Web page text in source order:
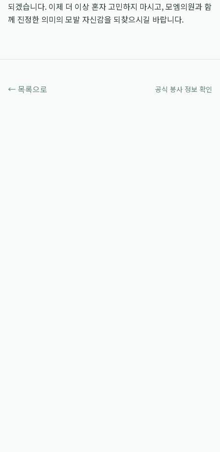
되겠습니다. 이제 더 이상 혼자 고민하지 마시고, 모엠의원과 함
께 진정한 의미의 모발 자신감을 되찾으시길 바랍니다.
← 목록으로 공식 봉사 정보 확인